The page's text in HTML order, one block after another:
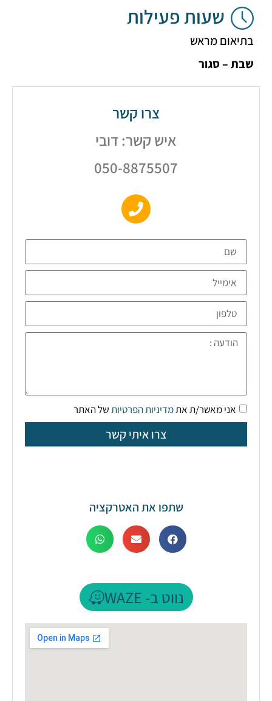
שעות פעילות
מראש
– סגור
צרו קשר
איש קשר: דובי
050-8875507
אני מאשר/ת אתמדיניות הפרטיותשל האתר
צרו איתי קשר
שתפו את האטרקציה
נווט ב- WAZE